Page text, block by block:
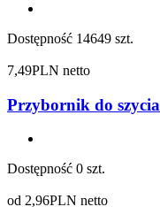
Dostępność 14649 szt.
7,49PLN netto
Przybornik do szycia
Dostępność 0 szt.
od 2,96PLN netto